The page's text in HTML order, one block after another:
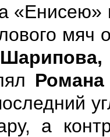
«Енисею»
мяч
а